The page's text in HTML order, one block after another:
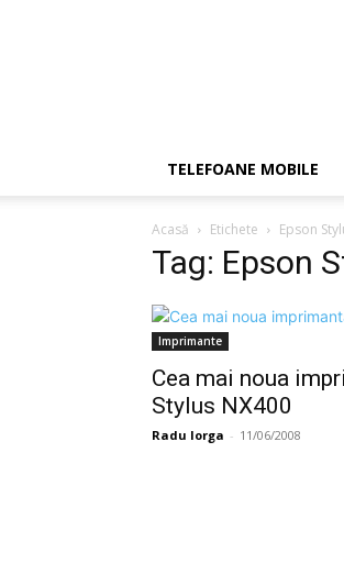
TELEFOANE MOBILE
Acasă Etichete Epson
Tag: Epson
Imprimante
Cea mai noua
Stylus NX400
Radu Iorga - 11/06/2008